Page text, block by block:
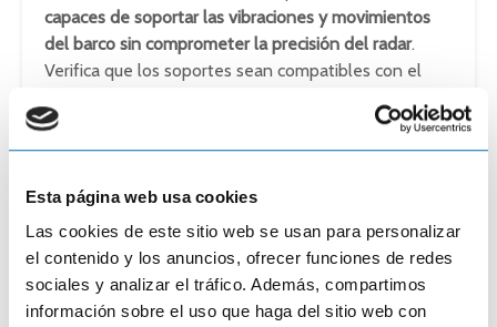
Esta página web usa cookies
Las cookies de este sitio web se usan para personalizar
el contenido y los anuncios, ofrecer funciones de redes
sociales y analizar el tráfico. Además, compartimos
información sobre el uso que haga del sitio web con
capaces de soportar las vibraciones y movimientos
del barco sin comprometer la precisión del radar.
Verifica que los soportes sean compatibles con el
https://onnautic.com/308
6-soporte-radar-pt2004-
https://onnautic.com/3087
-soporte-radar-pt2001-